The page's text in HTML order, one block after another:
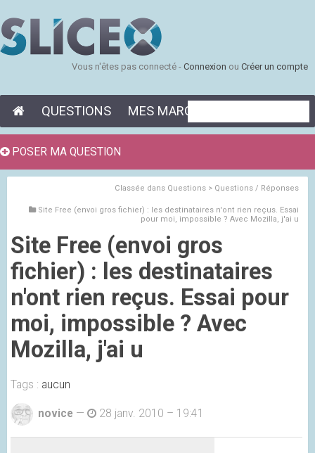
Vous n'êtes pas connecté - Connexion ou Créer un compte
QUESTIONS MES MARQUE-PAGES
Classée dans Questions > Questions / Réponses
Site Free (envoi gros fichier) : les destinataires n'ont rien reçus. Essai
pour moi, impossible ? Avec Mozilla, j'ai u
Site Free (envoi gros
fichier) : les destinataires
n'ont rien reçus. Essai pour
moi, impossible ? Avec
Mozilla, j'ai u
Tags : aucun
novice — 28 janv. 2010 – 19:41
POSER MA QUESTION